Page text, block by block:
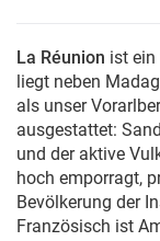
La Réunion ist ein
liegt neben
als unser
ausgestattet:
und der aktive
hoch emporragt,
Bevölkerung der
Französisch ist